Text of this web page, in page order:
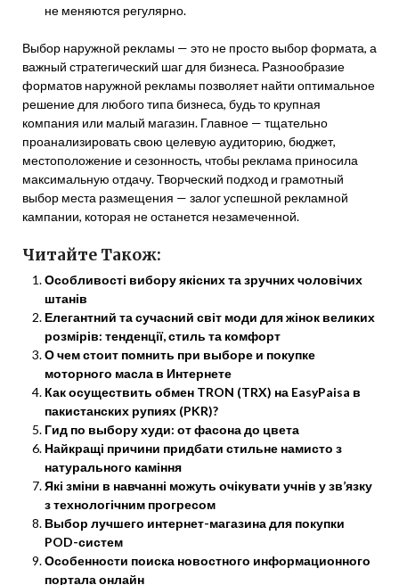
не меняются регулярно.
Выбор наружной рекламы — это не просто выбор формата, а
важный стратегический шаг для бизнеса. Разнообразие
форматов наружной рекламы позволяет найти оптимальное
решение для любого типа бизнеса, будь то крупная
компания или малый магазин. Главное — тщательно
проанализировать свою целевую аудиторию, бюджет,
местоположение и сезонность, чтобы реклама приносила
максимальную отдачу. Творческий подход и грамотный
выбор места размещения — залог успешной рекламной
кампании, которая не останется незамеченной.
Читайте Також:
Особливості вибору якісних та зручних чоловічих
штанів
Елегантний та сучасний світ моди для жінок великих
розмірів: тенденції, стиль та комфорт
О чем стоит помнить при выборе и покупке
моторного масла в Интернете
Как осуществить обмен TRON (TRX) на EasyPaisa в
пакистанских рупиях (PKR)?
Гид по выбору худи: от фасона до цвета
Найкращі причини придбати стильне намисто з
натурального каміння
Які зміни в навчанні можуть очікувати учнів у зв’язку
з технологічним прогресом
Выбор лучшего интернет-магазина для покупки
POD-систем
Особенности поиска новостного информационного
портала онлайн